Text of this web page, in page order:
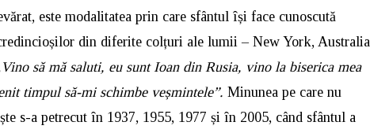
este modalitatea prin care sfântul își face cunoscută
din diferite colțuri ale lumii – New York, Australia
să mă saluti, eu sunt Ioan din Rusia, vino la biserica mea
timpul să-mi schimbe veșmintele”. Minunea pe care nu
s-a petrecut în 1937, 1955, 1977 și în 2005, când sfântul a